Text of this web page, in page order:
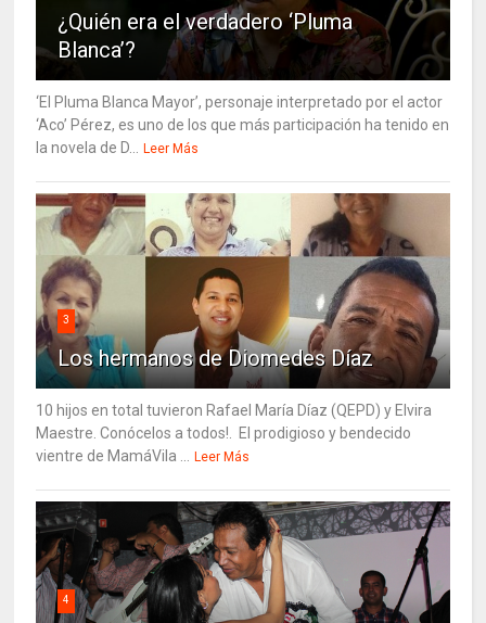
¿Quién era el verdadero ‘Pluma
Blanca’?
‘El Pluma Blanca Mayor’, personaje interpretado por el actor
‘Aco’ Pérez, es uno de los que más participación ha tenido en
la novela de D...
Leer Más
3
Los hermanos de Diomedes Díaz
10 hijos en total tuvieron Rafael María Díaz (QEPD) y Elvira
Maestre. Conócelos a todos!. El prodigioso y bendecido
vientre de MamáVila ...
Leer Más
4